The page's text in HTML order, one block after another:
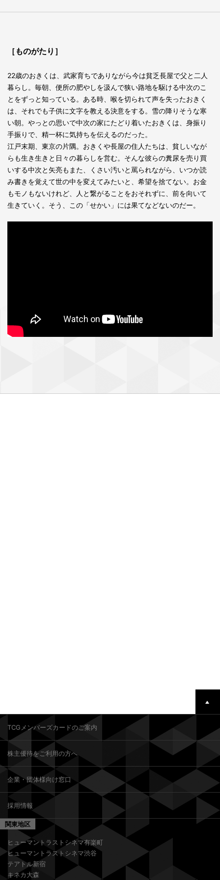
［ものがたり］
22歳のおきくは、武家育ちでありながら今は貧乏長屋で父と二人
暮らし。毎朝、便所の肥やしを汲んで狭い路地を駆ける中次のこ
とをずっと知っている。ある時、喉を切られて声を失ったおきく
は、それでも子供に文字を教える決意をする。雪の降りそうな寒
い朝。やっとの思いで中次の家にたどり着いたおきくは、身振り
手振りで、精一杯に気持ちを伝えるのだった。
江戸末期、東京の片隅。おきくや長屋の住人たちは、貧しいなが
らも生き生きと日々の暮らしを営む。そんな彼らの糞尿を売り買
いする中次と矢亮もまた、くさい汚いと罵られながら、いつか読
み書きを覚えて世の中を変えてみたいと、希望を捨てない。お金
もモノもないけれど、人と繋がることをおそれずに、前を向いて
生きていく。そう、この「せかい」には果てなどないのだー。
TCGメンバーズカードのご案内
株主優待をご利用の方へ
企業・団体様向け窓口
採用情報
関東地区
ヒューマントラストシネマ有楽町
ヒューマントラストシネマ渋谷
テアトル新宿
キネカ大森